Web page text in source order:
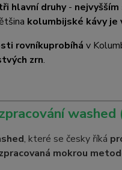
hlavní druhy-
kolumbijské kávy
rovníkuprobíhá v
zrn.
, které se česky říká
mokrou